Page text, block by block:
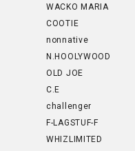
WACKO MARIA
COOTIE
nonnative
N.HOOLYWOOD
OLD JOE
C.E
challenger
F-LAGSTUF-F
WHIZLIMITED